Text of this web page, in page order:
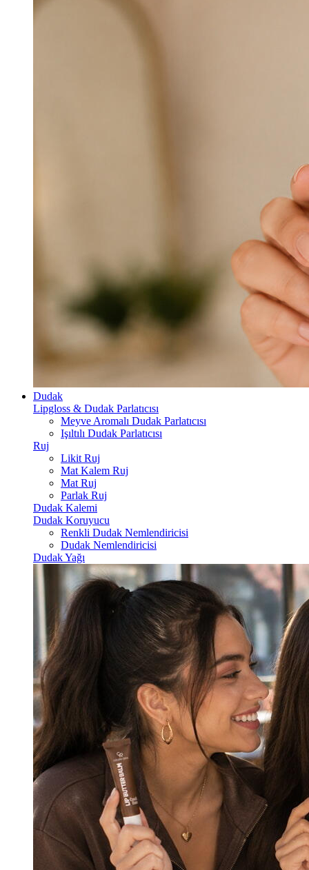
Dudak
Lipgloss & Dudak Parlatıcısı
Meyve Aromalı Dudak Parlatıcısı
Işıltılı Dudak Parlatıcısı
Ruj
Likit Ruj
Mat Kalem Ruj
Mat Ruj
Parlak Ruj
Dudak Kalemi
Dudak Koruyucu
Renkli Dudak Nemlendiricisi
Dudak Nemlendiricisi
Dudak Yağı